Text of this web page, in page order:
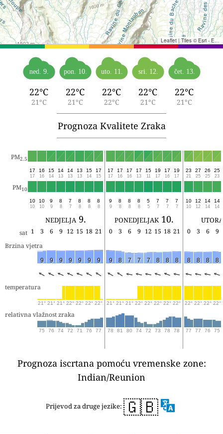
Leaflet |Tiles © Esri - Esri, DeLorme, NAVTEQ, TomTom, Intermap, iPC, USGS, FAO, NPS, NRCAN, GeoBase, Kadaster NL, Ordnance Survey, Esri Japan, METI, Esri China (Hong Kong), and the GIS User Community
ned. 9.
22°C
21°C
pon. 10.
22°C
21°C
uto. 11.
22°C
22°C
sri. 12.
22°C
21°C
čet. 13.
22°C
21°C
Prognoza Kvalitete Zraka
PM2.5
17
17
16
16
15
14
14
13
14
13
13
13
15
14
17
15
17
17
17
16
17
16
17
13
15
11
19
17
17
16
19
17
23
21
27
25
26
25
25
23
PM10
10
10
10
10
9
9
8
8
7
7
8
8
8
8
8
8
9
9
8
8
8
8
8
8
5
5
7
7
7
7
7
7
10
10
12
12
14
14
14
14
nedjelja 9. ponedjeljak 10.
sat 1 3 6 9 12 15 18 21 0 3 6 9 12 15 18 21 0 3 6
9
Brzina vjetra
9 9 9 9 9 9 9 9 8 7 7 7 8 8 8 8 8 8 8
temperatura
21° 21° 21° 22° 22° 22° 22° 21° 21° 21° 22° 22° 22° 22° 22° 22° 22° 22° 22°
relativna vlažnost zraka
75 76 74 72 71 76 77 78 81 80 74 72 73 78 78 77 77 76 75
Prognoza iscrtana pomoću vremenske zone:
Indian/Reunion
Prijevod za druge jezike: 🇬🇧